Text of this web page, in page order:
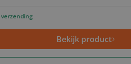
Bekijk product